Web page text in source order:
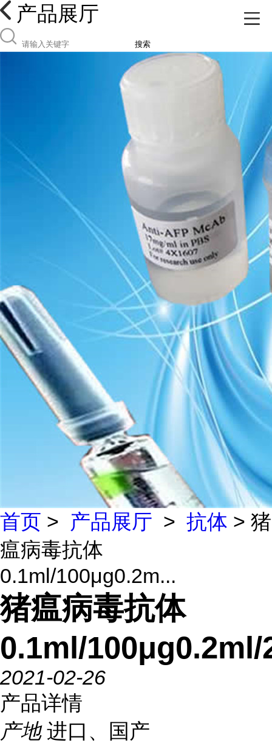
产品展厅
搜索
首页 > 产品展厅 > 抗体 > 猪
瘟病毒抗体
0.1ml/100μg0.2m...
猪瘟病毒抗体
0.1ml/100μg0.2ml/
2021-02-26
产品详情
产地 进口、国产